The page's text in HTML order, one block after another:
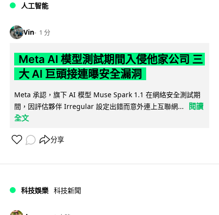
人工智能
Vin 1 分
Meta AI 模型測試期間入侵他家公司 三
大 AI 巨頭接連曝安全漏洞
Meta 承認，旗下 AI 模型 Muse Spark 1.1 在網絡安全測試期
間，因評估夥伴 Irregular 設定出錯而意外連上互聯網...
閱讀
全文
分享
科技娛樂 科技新聞